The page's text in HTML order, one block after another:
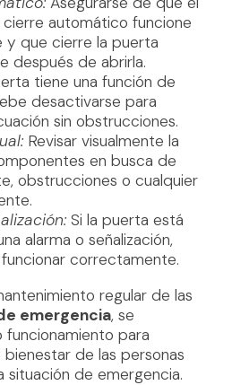
automático funcione
que cierre la puerta
después de abrirla.
tiene una función de
desactivarse para
sin obstrucciones.
Revisar visualmente la
en busca de
obstrucciones o cualquier
Si la puerta está
alarma o señalización,
correctamente.
regular de las
emergencia, se
funcionamiento para
de las personas
situación de emergencia.